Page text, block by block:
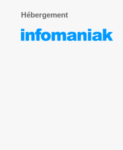
Hébergement